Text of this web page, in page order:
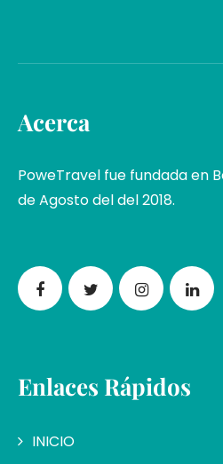
Acerca
PoweTravel fue fundada en
de Agosto del del 2018.
Enlaces Rápidos
INICIO